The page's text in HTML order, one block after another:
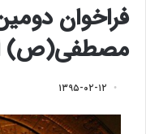
فراخوان
مصطفی(ص)
۱۳۹۵-۰۲-۱۲